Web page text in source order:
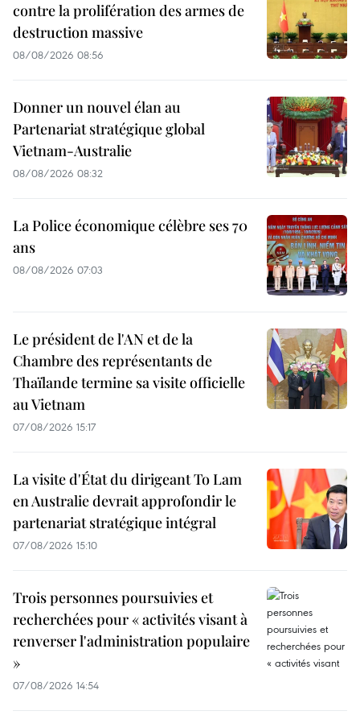
contre la prolifération des armes de
destruction massive
08/08/2026 08:56
Donner un nouvel élan au
Partenariat stratégique global
Vietnam-Australie
08/08/2026 08:32
La Police économique célèbre ses 70
ans
08/08/2026 07:03
Le président de l'AN et de la
Chambre des représentants de
Thaïlande termine sa visite officielle
au Vietnam
07/08/2026 15:17
La visite d'État du dirigeant To Lam
en Australie devrait approfondir le
partenariat stratégique intégral
07/08/2026 15:10
Trois personnes poursuivies et
recherchées pour « activités visant à
renverser l'administration populaire
»
07/08/2026 14:54